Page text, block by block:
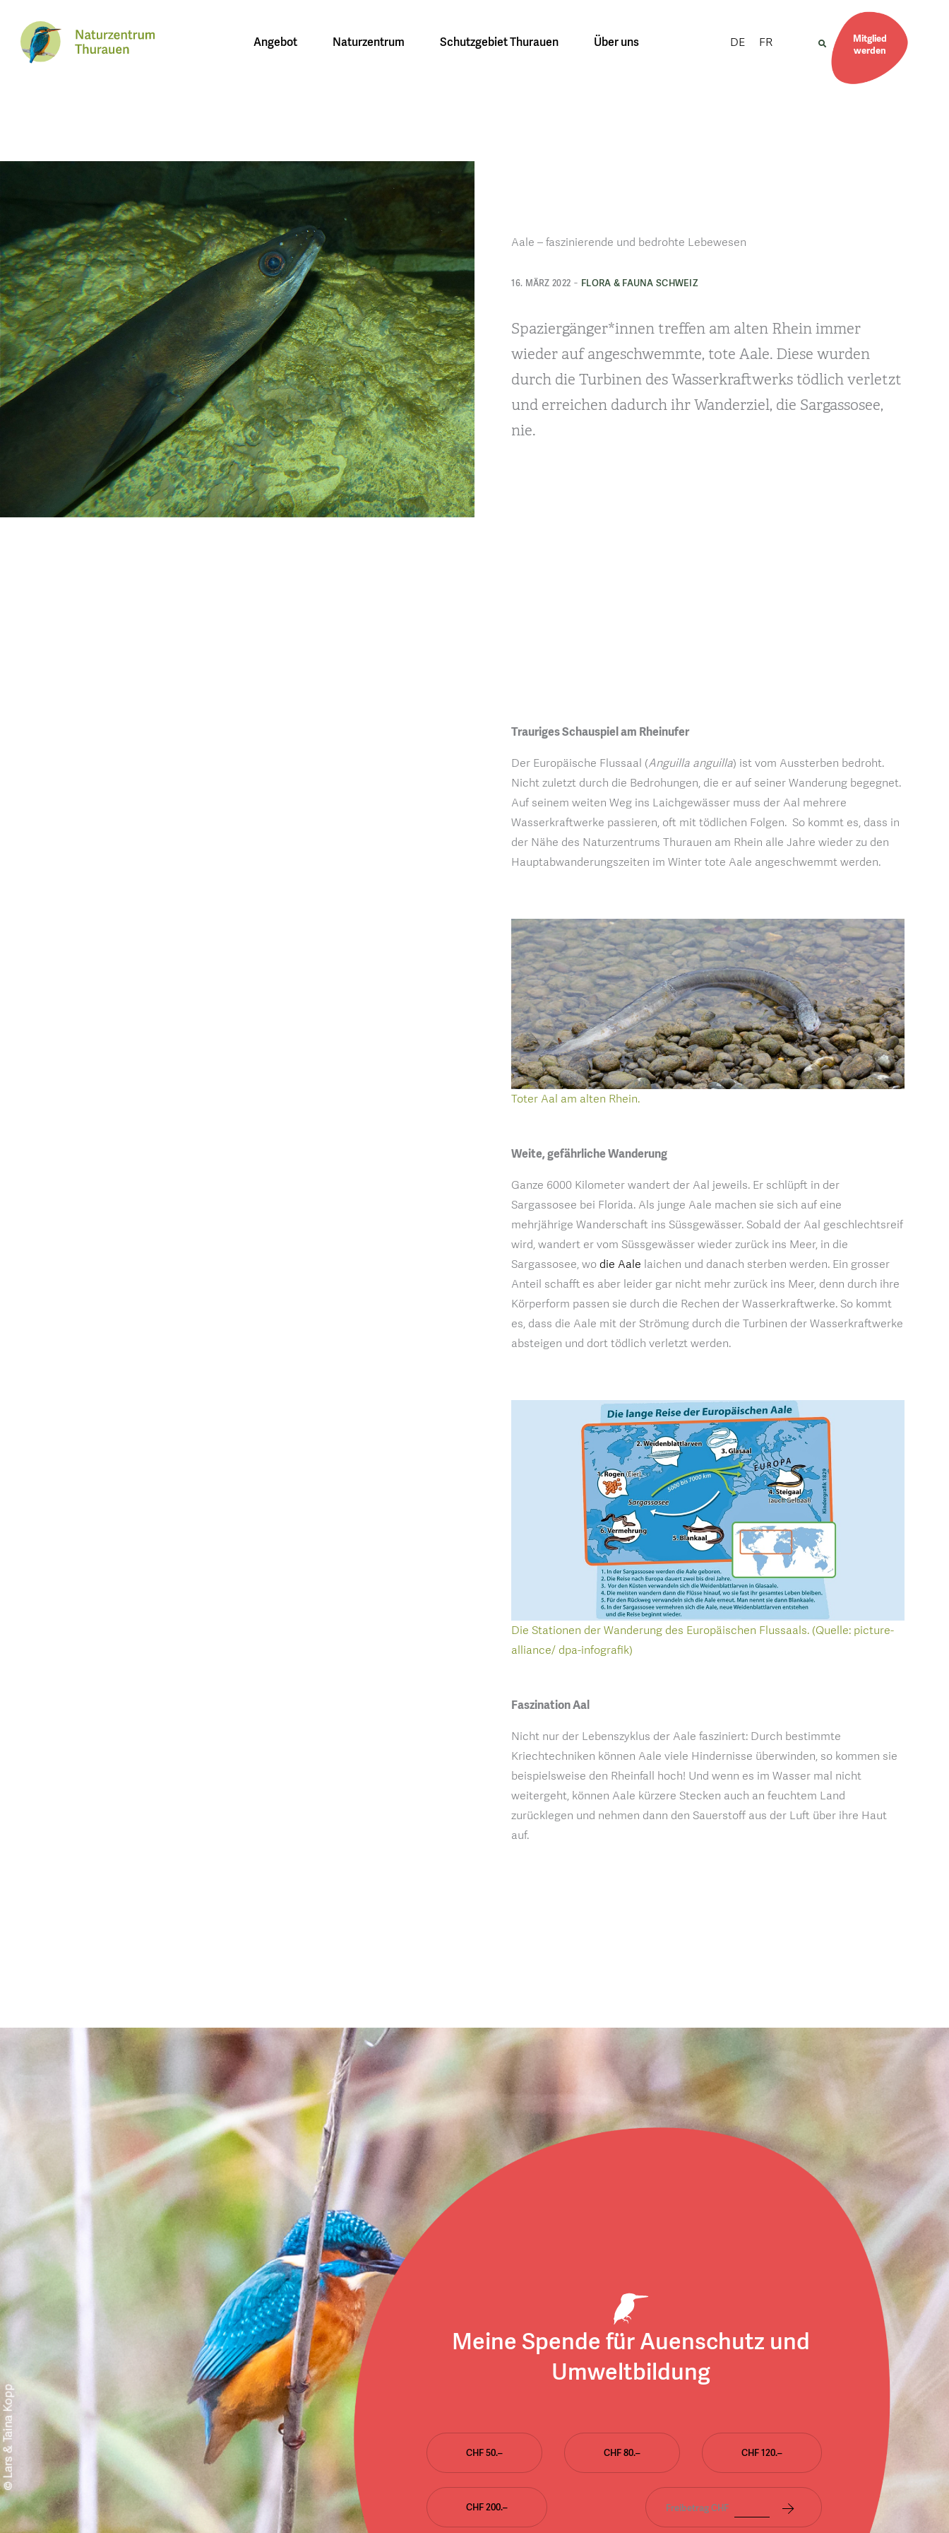
Angebot Naturzentrum Schutzgebiet Thurauen Über uns DE FR
Mitglied
werden
Aale – faszinierende und bedrohte Lebewesen
16. MÄRZ 2022 - FLORA & FAUNA SCHWEIZ
Spaziergänger*innen treffen am alten Rhein immer
wieder auf angeschwemmte, tote Aale. Diese wurden
durch die Turbinen des Wasserkraftwerks tödlich verletzt
und erreichen dadurch ihr Wanderziel, die Sargassosee,
nie.
Trauriges Schauspiel am Rheinufer
Der Europäische Flussaal (Anguilla anguilla) ist vom Aussterben bedroht.
Nicht zuletzt durch die Bedrohungen, die er auf seiner Wanderung begegnet.
Auf seinem weiten Weg ins Laichgewässer muss der Aal mehrere
Wasserkraftwerke passieren, oft mit tödlichen Folgen. So kommt es, dass in
der Nähe des Naturzentrums Thurauen am Rhein alle Jahre wieder zu den
Hauptabwanderungszeiten im Winter tote Aale angeschwemmt werden.
Toter Aal am alten Rhein.
Weite, gefährliche Wanderung
Ganze 6000 Kilometer wandert der Aal jeweils. Er schlüpft in der
Sargassosee bei Florida. Als junge Aale machen sie sich auf eine
mehrjährige Wanderschaft ins Süssgewässer. Sobald der Aal geschlechtsreif
wird, wandert er vom Süssgewässer wieder zurück ins Meer, in die
Sargassosee, wo die Aale laichen und danach sterben werden. Ein grosser
Anteil schafft es aber leider gar nicht mehr zurück ins Meer, denn durch ihre
Körperform passen sie durch die Rechen der Wasserkraftwerke. So kommt
es, dass die Aale mit der Strömung durch die Turbinen der Wasserkraftwerke
absteigen und dort tödlich verletzt werden.
Die Stationen der Wanderung des Europäischen Flussaals. (Quelle: picture-
alliance/ dpa-infografik)
Faszination Aal
Nicht nur der Lebenszyklus der Aale fasziniert: Durch bestimmte
Kriechtechniken können Aale viele Hindernisse überwinden, so kommen sie
beispielsweise den Rheinfall hoch! Und wenn es im Wasser mal nicht
weitergeht, können Aale kürzere Stecken auch an feuchtem Land
zurücklegen und nehmen dann den Sauerstoff aus der Luft über ihre Haut
auf.
Meine Spende für Auenschutz und
Umweltbildung
CHF 50.– CHF 80.– CHF 120.–
CHF 200.– Freibetrag CHF